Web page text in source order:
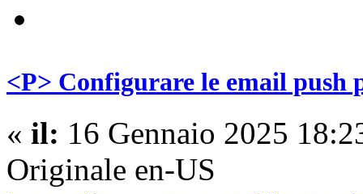
<P> Configurare le email
« il: 16 Gennaio 2025
Originale en-US